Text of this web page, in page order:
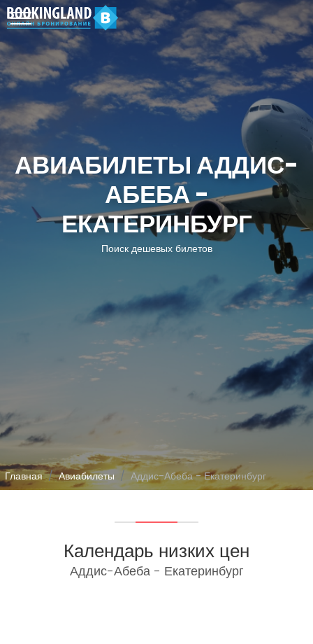
АВИАБИЛЕТЫ АДДИС-
АБЕБА -
ЕКАТЕРИНБУРГ
Поиск дешевых билетов
Главная Авиабилеты Аддис-Абеба - Екатеринбург
Календарь низких цен
Аддис-Абеба - Екатеринбург